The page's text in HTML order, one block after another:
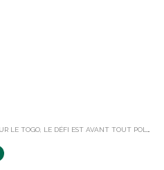
LE DÉFI EST AVANT TOUT POLITIQUE, NON JURIDIQUE